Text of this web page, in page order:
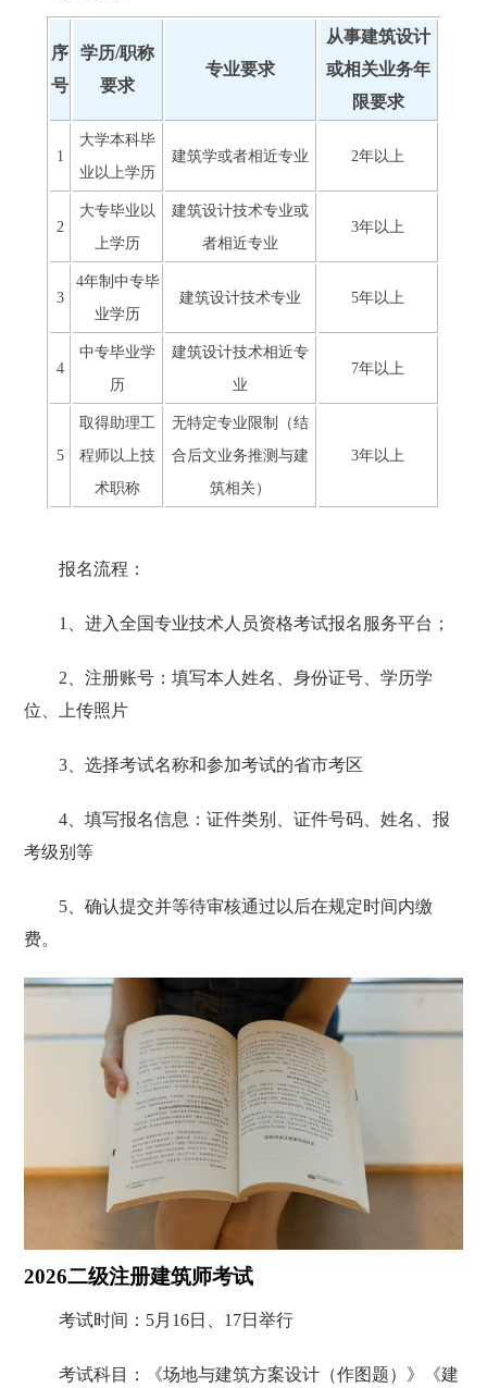
序
号
学历/职称
要求
专业要求
从事建筑设计
或相关业务年
限要求
1
大学本科毕
业以上学历
建筑学或者相近专业 2年以上
2
大专毕业以
上学历
建筑设计技术专业或
者相近专业
3年以上
3
4年制中专毕
业学历
建筑设计技术专业 5年以上
4
中专毕业学
历
建筑设计技术相近专
业
7年以上
5
取得助理工
程师以上技
术职称
无特定专业限制（结
合后文业务推测与建
筑相关）
3年以上
报名流程：
1、进入全国专业技术人员资格考试报名服务平台；
2、注册账号：填写本人姓名、身份证号、学历学
位、上传照片
3、选择考试名称和参加考试的省市考区
4、填写报名信息：证件类别、证件号码、姓名、报
考级别等
5、确认提交并等待审核通过以后在规定时间内缴
费。
2026二级注册建筑师考试
考试时间：5月16日、17日举行
考试科目：《场地与建筑方案设计（作图题）》《建